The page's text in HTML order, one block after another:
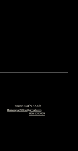
להקת הפלמנקו רמנגאר
RemangarOffice@gmail.com
050-3293929